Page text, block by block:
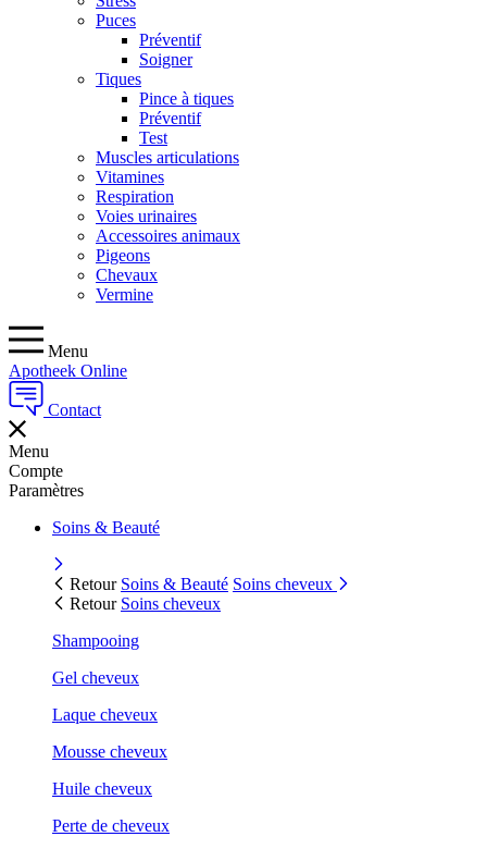
Puces
Préventif
Soigner
Tiques
Pince à tiques
Préventif
Test
Muscles articulations
Vitamines
Respiration
Voies urinaires
Accessoires animaux
Pigeons
Chevaux
Vermine
Menu
Apotheek Online
Contact
Menu
Compte
Paramètres
Soins & Beauté
Retour Soins & Beauté Soins cheveux
Retour Soins cheveux
Shampooing
Gel cheveux
Laque cheveux
Mousse cheveux
Huile cheveux
Perte de cheveux